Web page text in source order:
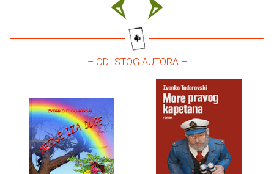
– OD ISTOG AUTORA –